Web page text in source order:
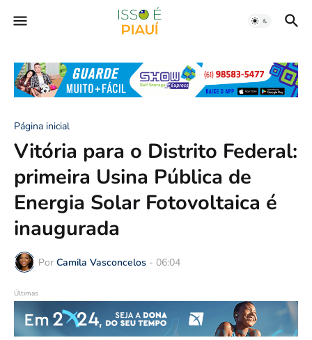
Página inicial
Vitória para o Distrito Federal:
primeira Usina Pública de
Energia Solar Fotovoltaica é
inaugurada
Por Camila Vasconcelos - 06:04
Últimas